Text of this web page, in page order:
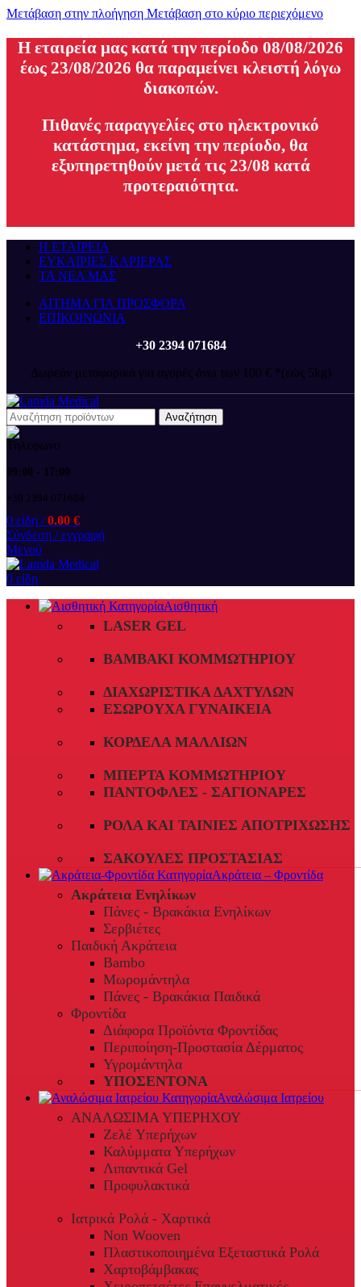
Μετάβαση στην πλοήγηση Μετάβαση στο κύριο περιεχόμενο
H εταιρεία μας κατά την περίοδο 08/08/2026
έως 23/08/2026 θα παραμείνει κλειστή λόγω
διακοπών.
Πιθανές παραγγελίες στο ηλεκτρονικό
κατάστημα, εκείνη την περίοδο, θα
εξυπηρετηθούν μετά τις 23/08 κατά
προτεραιότητα.
Η ΕΤΑΙΡΕΙΑ
ΕΥΚΑΙΡΙΕΣ ΚΑΡΙΕΡΑΣ
ΤΑ ΝΕΑ ΜΑΣ
ΑΙΤΗΜΑ ΓΙΑ ΠΡΟΣΦΟΡΑ
ΕΠΙΚΟΙΝΩΝΙΑ
+30 2394 071684
Δωρεάν μεταφορικά για αγορές άνω των 100 € *(εώς 5kg)
Αναζήτηση
09:00 - 17:00
+30 2394 071684
0 είδη / 0.00 €
Σύνδεση / εγγραφή
Μενού
0 είδη
Αισθητική
LASER GEL
ΒΑΜΒΆΚΙ ΚΟΜΜΩΤΗΡΊΟΥ
ΔΙΑΧΩΡΙΣΤΙΚΆ ΔΑΧΤΎΛΩΝ
ΕΣΏΡΟΥΧΑ ΓΥΝΑΙΚΕΊΑ
ΚΟΡΔΈΛΑ ΜΑΛΛΙΏΝ
ΜΠΈΡΤΑ ΚΟΜΜΩΤΗΡΊΟΥ
ΠΑΝΤΌΦΛΕΣ - ΣΑΓΙΟΝΆΡΕΣ
ΡΟΛΆ ΚΑΙ ΤΑΙΝΊΕΣ ΑΠΟΤΡΊΧΩΣΗΣ
ΣΑΚΟΎΛΕΣ ΠΡΟΣΤΑΣΊΑΣ
Ακράτεια – Φροντίδα
Ακράτεια Ενηλίκων
Πάνες - Βρακάκια Ενηλίκων
Σερβιέτες
Παιδική Ακράτεια
Bambo
Μωρομάντηλα
Πάνες - Βρακάκια Παιδικά
Φροντίδα
Διάφορα Προϊόντα Φροντίδας
Περιποίηση-Προστασία Δέρματος
Υγρομάντηλα
ΥΠΟΣΕΝΤΟΝΑ
Αναλώσιμα Ιατρείου
ΑΝΑΛΩΣΙΜΑ ΥΠΕΡΗΧΟΥ
Ζελέ Υπερήχων
Καλύμματα Υπερήχων
Λιπαντικά Gel
Προφυλακτικά
Ιατρικά Ρολά - Χαρτικά
Non Wooven
Πλαστικοποιημένα Εξεταστικά Ρολά
Χαρτοβάμβακας